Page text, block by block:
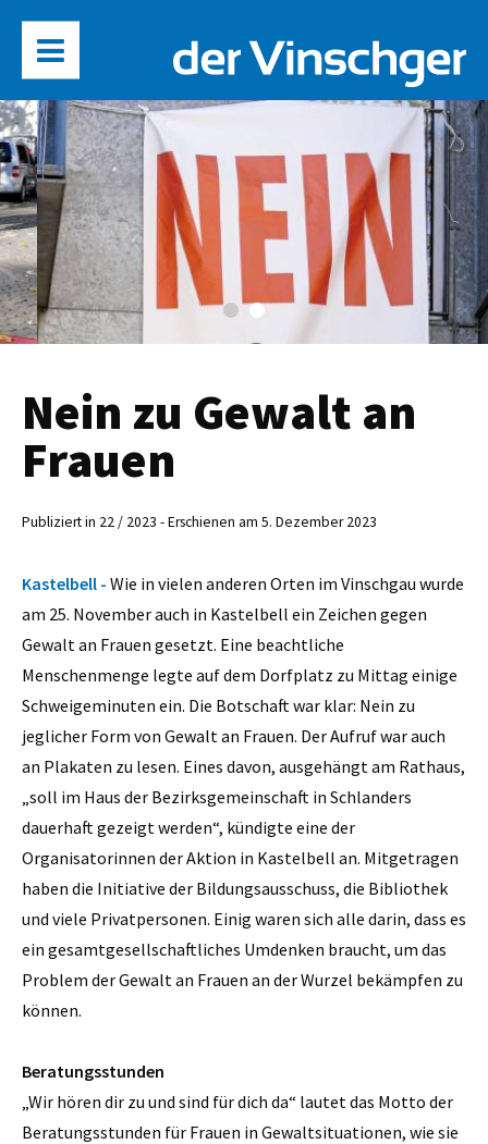
Nein zu Gewalt an
Frauen
Publiziert in 22 / 2023 - Erschienen am 5. Dezember 2023
Kastelbell - Wie in vielen anderen Orten im Vinschgau wurde
am 25. November auch in Kastelbell ein Zeichen gegen
Gewalt an Frauen gesetzt. Eine beachtliche
Menschenmenge legte auf dem Dorfplatz zu Mittag einige
Schweigeminuten ein. Die Botschaft war klar: Nein zu
jeglicher Form von Gewalt an Frauen. Der Aufruf war auch
an Plakaten zu lesen. Eines davon, ausgehängt am Rathaus,
„soll im Haus der Bezirksgemeinschaft in Schlanders
dauerhaft gezeigt werden“, kündigte eine der
Organisatorinnen der Aktion in Kastelbell an. Mitgetragen
haben die Initiative der Bildungsausschuss, die Bibliothek
und viele Privatpersonen. Einig waren sich alle darin, dass es
ein gesamtgesellschaftliches Umdenken braucht, um das
Problem der Gewalt an Frauen an der Wurzel bekämpfen zu
können.
Beratungsstunden
„Wir hören dir zu und sind für dich da“ lautet das Motto der
Beratungsstunden für Frauen in Gewaltsituationen, wie sie